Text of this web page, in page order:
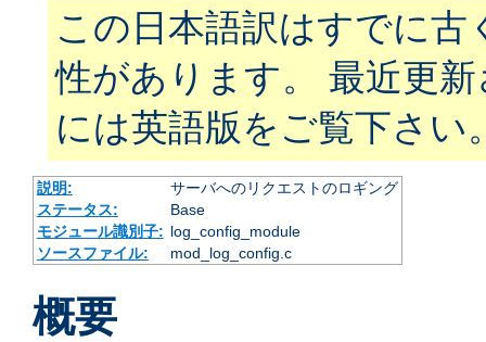
この日本語訳はすでに古
性があります。 最近更
には英語版をご覧下さい
説明:
サーバへのリクエストのロギング
ステータス:
Base
モジュール識別子: log_config_module
ソースファイル:
mod_log_config.c
概要